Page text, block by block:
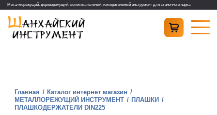
Металлорежущий, дереворежущий, вспомогательный, измерительный инструмент для станочного парка
Главная
Каталог интернет магазин
МЕТАЛЛОРЕЖУЩИЙ ИНСТРУМЕНТ
ПЛАШКИ
ПЛАШКОДЕРЖАТЕЛИ DIN225